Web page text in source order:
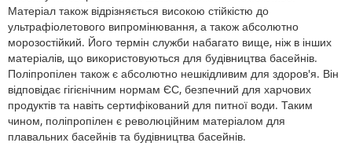
Матеріал також відрізняється високою стійкістю до
ультрафіолетового випромінювання, а також абсолютно
морозостійкий. Його термін служби набагато вище, ніж в інших
матеріалів, що використовуються для будівництва басейнів.
Поліпропілен також є абсолютно нешкідливим для здоров'я. Він
відповідає гігієнічним нормам ЄС, безпечний для харчових
продуктів та навіть сертифікований для питної води. Таким
чином, поліпропілен є революційним матеріалом для
плавальних басейнів та будівництва басейнів.